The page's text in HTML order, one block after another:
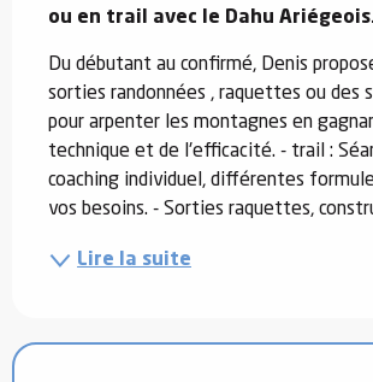
ou en trail avec le Dahu
Du débutant au confirmé, Denis
sorties randonnées , raquettes ou des
pour arpenter les montagnes en
technique et de l'efficacité. - trail :
coaching individuel, différentes
vos besoins. - Sorties raquettes,
Lire la suite